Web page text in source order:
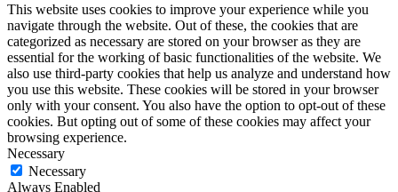
This website uses cookies to improve your experience while you
navigate through the website. Out of these, the cookies that are
categorized as necessary are stored on your browser as they are
essential for the working of basic functionalities of the website. We
also use third-party cookies that help us analyze and understand how
you use this website. These cookies will be stored in your browser
only with your consent. You also have the option to opt-out of these
cookies. But opting out of some of these cookies may affect your
browsing experience.
Necessary
Necessary
Always Enabled